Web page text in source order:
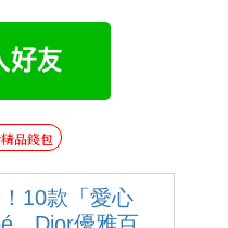
品錢包